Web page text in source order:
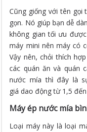
Cũng giống với tên gọi
gọn. Nó giúp bạn dễ
không gian tối ưu
máy mini nên máy có
Vậy nên, chỏi thích
các quán ăn và quán
nước mía thì đây là
giá dao động từ 1,5
Máy ép nước mía
Loại máy này là loại